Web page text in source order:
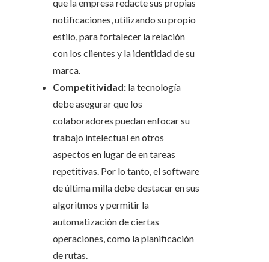
que la empresa redacte sus propias
notificaciones, utilizando su propio
estilo, para fortalecer la relación
con los clientes y la identidad de su
marca.
Competitividad: la tecnología
debe asegurar que los
colaboradores puedan enfocar su
trabajo intelectual en otros
aspectos en lugar de en tareas
repetitivas. Por lo tanto, el software
de última milla debe destacar en sus
algoritmos y permitir la
automatización de ciertas
operaciones, como la planificación
de rutas.